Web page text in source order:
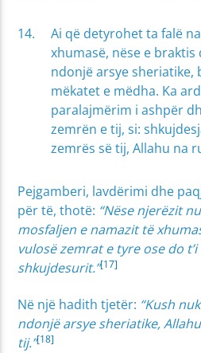
Ai që detyrohet ta falë
xhumasë, nëse e braktis
ndonjë arsye sheriatike,
mëkatet e mëdha. Ka
paralajmërim i ashpër
zemrën e tij, si:
zemrës së tij, Allahu na
Pejgamberi, lavdërimi dhe
për të, thotë: “Nëse njerëzit
mosfaljen e namazit të
vulosë zemrat e tyre ose do
shkujdesurit.”[17]
Në një hadith tjetër: “Kush
ndonjë arsye sheriatike,
tij.”[18]